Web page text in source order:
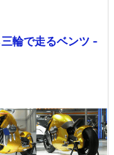
輪で走るベンツ -